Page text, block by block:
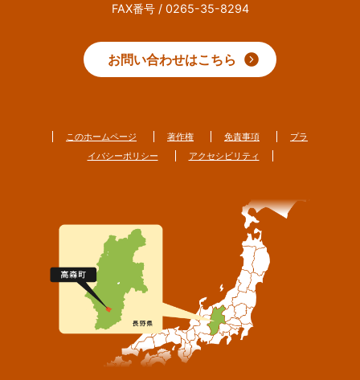
FAX番号 / 0265-35-8294
お問い合わせはこちら
このホームページ 著作権 免責事項
プラ
イバシーポリシー
アクセシビリティ